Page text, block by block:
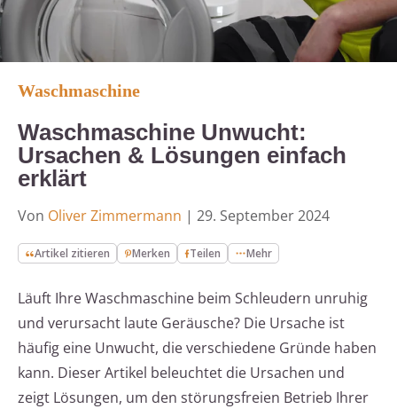
Waschmaschine
Waschmaschine Unwucht:
Ursachen & Lösungen einfach
erklärt
Von Oliver Zimmermann | 29. September 2024
Artikel zitieren Merken Teilen Mehr
Läuft Ihre Waschmaschine beim Schleudern unruhig
und verursacht laute Geräusche? Die Ursache ist
häufig eine Unwucht, die verschiedene Gründe haben
kann. Dieser Artikel beleuchtet die Ursachen und
zeigt Lösungen, um den störungsfreien Betrieb Ihrer